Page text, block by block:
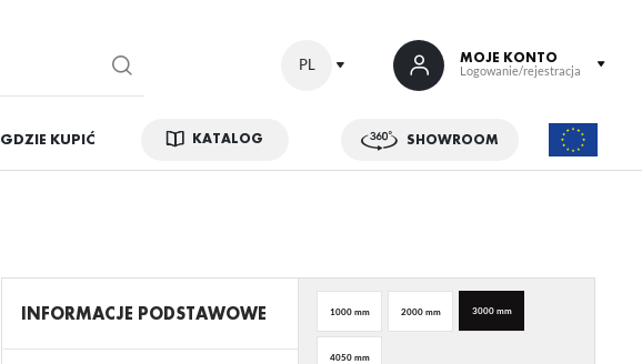
PL MOJE KONTO
Logowanie/rejestracja
GDZIE KUPIĆ KATALOG SHOWROOM
brak konieczności wprowadzania swoich danych przy kolejnych zakupach
INFORMACJE PODSTAWOWE 1000 mm 2000 mm 3000 mm
4050 mm